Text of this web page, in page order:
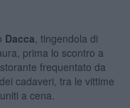
Dacca , tingendola di
prima lo scontro a
frequentato da
cadaveri, tra le vittime
a cena.